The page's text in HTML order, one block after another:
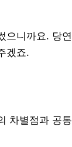
으니까요. 당
겠죠.
차별점과 공